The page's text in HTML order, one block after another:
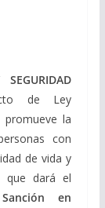
de Ley
la
con
de vida y
que dará el
Sanción en